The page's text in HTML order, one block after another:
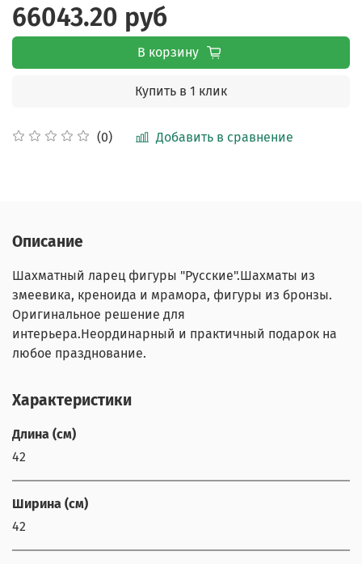
(0) Добавить в сравнение
66043.20 руб
В корзину
Купить в 1 клик
Описание
Шахматный ларец фигуры "Русские".Шахматы из
змеевика, креноида и мрамора, фигуры из бронзы.
Оригинальное решение для
интерьера.Неординарный и практичный подарок на
любое празднование.
Характеристики
Длина (см)
42
Ширина (см)
42